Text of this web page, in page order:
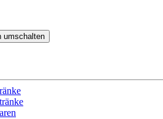
umschalten